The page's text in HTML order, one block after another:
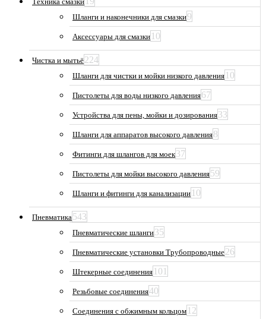
Шланги и наконечники для смазки9
Аксессуары для смазки 10
Чистка и мытьё224
Шланги для чистки и мойки низкого давления 10
Пистолеты для воды низкого давления67
Устройства для пены, мойки и дозирования33
Шланги для аппаратов высокого давления8
Фитинги для шлангов для моек37
Пистолеты для мойки высокого давления59
Шланги и фитинги для канализации 10
Пневматика543
Пневматические шланги35
Пневматические установки Трубопроводные26
Штекерные соединения 101
Резьбовые соединения40
Соединения с обжимным кольцом 12